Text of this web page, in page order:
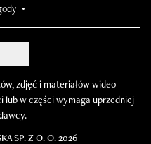
zdjęć i materiałów wideo
lub w części wymaga uprzedniej
SP. Z O. O. 2026